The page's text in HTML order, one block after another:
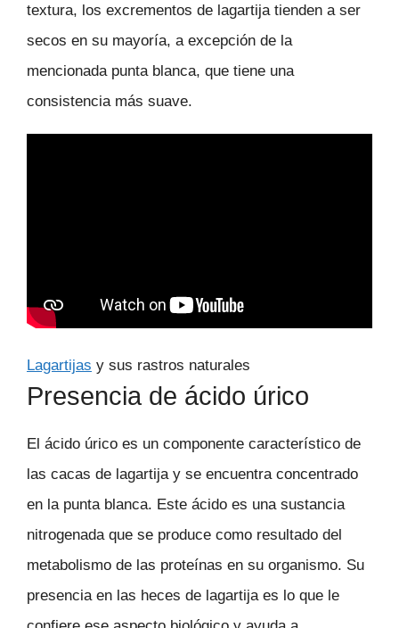
textura, los excrementos de lagartija tienden a ser
secos en su mayoría, a excepción de la
mencionada punta blanca, que tiene una
consistencia más suave.
Lagartijas y sus rastros naturales
Presencia de ácido úrico
El ácido úrico es un componente característico de
las cacas de lagartija y se encuentra concentrado
en la punta blanca. Este ácido es una sustancia
nitrogenada que se produce como resultado del
metabolismo de las proteínas en su organismo. Su
presencia en las heces de lagartija es lo que le